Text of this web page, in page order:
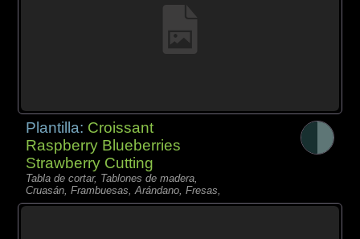
Plantilla: Croissant
Raspberry Blueberries
Strawberry Cutting
Tabla de cortar, Tablones de madera,
Cruasán, Frambuesas, Arándano, Fresas,